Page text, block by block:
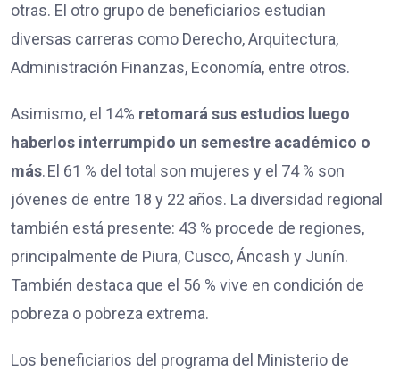
otras. El otro grupo de beneficiarios estudian
diversas carreras como Derecho, Arquitectura,
Administración Finanzas, Economía, entre otros.
Asimismo, el 14% retomará sus estudios luego
haberlos interrumpido un semestre académico o
más. El 61 % del total son mujeres y el 74 % son
jóvenes de entre 18 y 22 años. La diversidad regional
también está presente: 43 % procede de regiones,
principalmente de Piura, Cusco, Áncash y Junín.
También destaca que el 56 % vive en condición de
pobreza o pobreza extrema.
Los beneficiarios del programa del Ministerio de